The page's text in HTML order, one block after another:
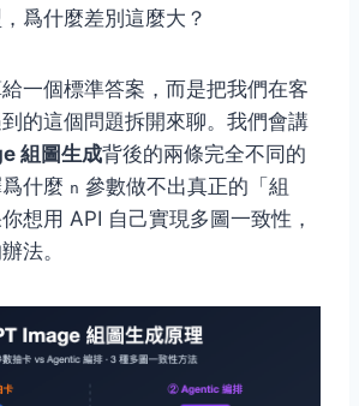
爲什麼差別這麼大？
一個標準答案，而是把我們在客
的這個問題拆開來聊。我們會講
組圖生成背後的兩條完全不同的
什麼 n 參數做不出真正的「組
想用 API 自己實現多圖一致性，
法。